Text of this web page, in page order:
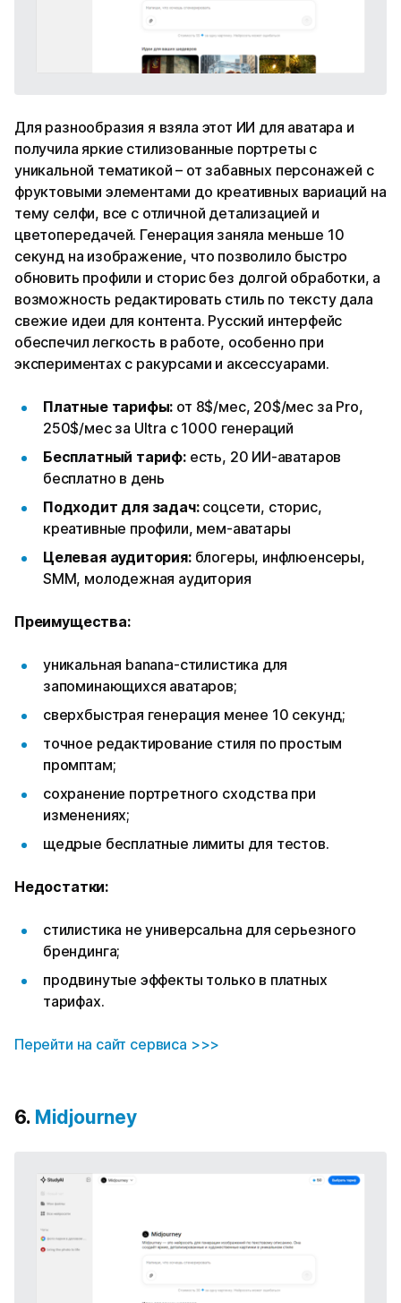
Для разнообразия я взяла этот ИИ для аватара и
получила яркие стилизованные портреты с
уникальной тематикой – от забавных персонажей с
фруктовыми элементами до креативных вариаций на
тему селфи, все с отличной детализацией и
цветопередачей. Генерация заняла меньше 10
секунд на изображение, что позволило быстро
обновить профили и сторис без долгой обработки, а
возможность редактировать стиль по тексту дала
свежие идеи для контента. Русский интерфейс
обеспечил легкость в работе, особенно при
экспериментах с ракурсами и аксессуарами.​
Платные тарифы: от 8$/мес, 20$/мес за Pro,
250$/мес за Ultra с 1000 генераций
Бесплатный тариф:есть, 20 ИИ-аватаров
бесплатно в день
Подходит для задач:соцсети, сторис,
креативные профили, мем-аватары
Целевая аудитория:блогеры, инфлюенсеры,
SMM, молодежная аудитория
Преимущества:
уникальная banana-стилистика для
запоминающихся аватаров;
сверхбыстрая генерация менее 10 секунд;
точное редактирование стиля по простым
промптам;
сохранение портретного сходства при
изменениях;
щедрые бесплатные лимиты для тестов.​
Недостатки:
стилистика не универсальна для серьезного
брендинга;
продвинутые эффекты только в платных
тарифах.
Перейти на сайт сервиса >>>
6. Midjourney